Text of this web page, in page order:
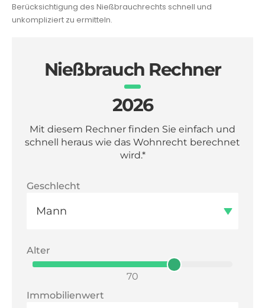
Berücksichtigung des Nießbrauchrechts schnell und
unkompliziert zu ermitteln.
Nießbrauch Rechner
2026
Mit diesem Rechner finden Sie einfach und
schnell heraus wie das Wohnrecht berechnet
wird.*
Geschlecht
Alter
70
Immobilienwert